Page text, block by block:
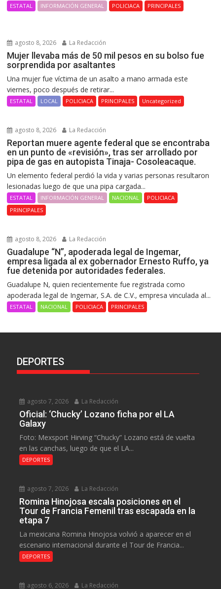
ESTATAL INFORMACIÓN GENERAL POLICIACA PRINCIPALES
agosto 8, 2026 La Redacción
Mujer llevaba más de 50 mil pesos en su bolso fue
sorprendida por asaltantes
Una mujer fue víctima de un asalto a mano armada este
viernes, poco después de retirar...
ESTATAL LOCAL POLICIACA PRINCIPALES Uncategorized
agosto 8, 2026 La Redacción
Reportan muere agente federal que se encontraba
en un punto de «revisión», tras ser arrollado por
pipa de gas en autopista Tinaja- Cosoleacaque.
Un elemento federal perdió la vida y varias personas resultaron
lesionadas luego de que una pipa cargada...
ESTATAL INFORMACIÓN GENERAL NACIONAL
POLICIACA
PRINCIPALES
agosto 8, 2026 La Redacción
Guadalupe “N”, apoderada legal de Ingemar,
empresa ligada al ex gobernador Ernesto Ruffo, ya
fue detenida por autoridades federales.
Guadalupe N, quien recientemente fue registrada como
apoderada legal de Ingemar, S.A. de C.V., empresa vinculada al...
ESTATAL NACIONAL POLICIACA PRINCIPALES
DEPORTES
agosto 7, 2026 La Redacción
Oficial: ‘Chucky’ Lozano ficha por el LA
Galaxy
Foto: Mexsport Hirving “Chucky” Lozano está de vuelta
en las canchas, luego de que el LA...
DEPORTES
agosto 7, 2026 La Redacción
Romina Hinojosa escala posiciones en el
Tour de Francia Femenil tras escapada en la
etapa 7
La mexicana Romina Hinojosa volvió a aparecer en el
escenario internacional durante el Tour de Francia...
DEPORTES
agosto 6, 2026 La Redacción